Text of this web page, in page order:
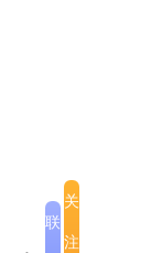
班雅拉表示，
据悉，此次政
联
关
注